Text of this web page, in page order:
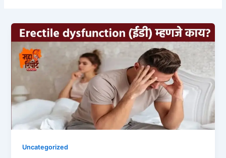
Uncategorized